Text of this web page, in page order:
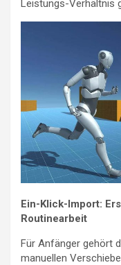
Leistungs-Verhältnis
Ein-Klick-Import:
Routinearbeit
Für Anfänger gehört
manuellen